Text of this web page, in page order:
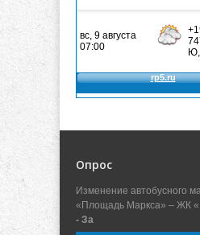
Опрос
Изменение автобусного
«Площадь Маркса» – ЖК
- За